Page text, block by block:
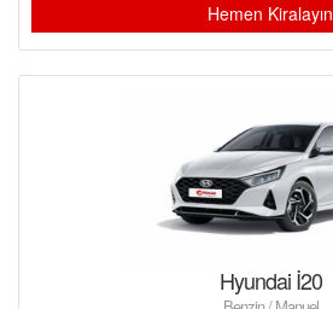
Hemen Kiralayın
Hyundai İ20